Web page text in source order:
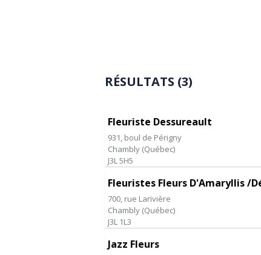
RÉSULTATS (3)
Fleuriste Dessureault
931, boul de Périgny
Chambly (Québec)
J3L 5H5
Fleuristes Fleurs D'Amaryllis /
700, rue Larivière
Chambly (Québec)
J3L 1L3
Jazz Fleurs